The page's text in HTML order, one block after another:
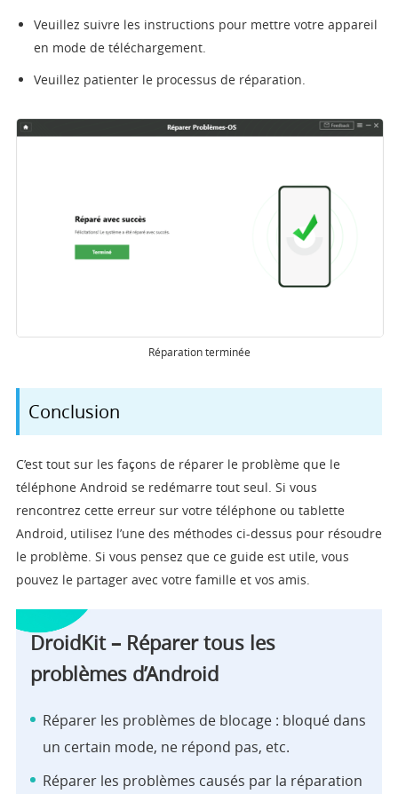
Veuillez suivre les instructions pour mettre votre appareil
en mode de téléchargement.
Veuillez patienter le processus de réparation.
Réparation terminée
Conclusion
C’est tout sur les façons de réparer le problème que le
téléphone Android se redémarre tout seul. Si vous
rencontrez cette erreur sur votre téléphone ou tablette
Android, utilisez l’une des méthodes ci-dessus pour résoudre
le problème. Si vous pensez que ce guide est utile, vous
pouvez le partager avec votre famille et vos amis.
DroidKit – Réparer tous les
problèmes d’Android
Réparer les problèmes de blocage : bloqué dans
un certain mode, ne répond pas, etc.
Réparer les problèmes causés par la réparation